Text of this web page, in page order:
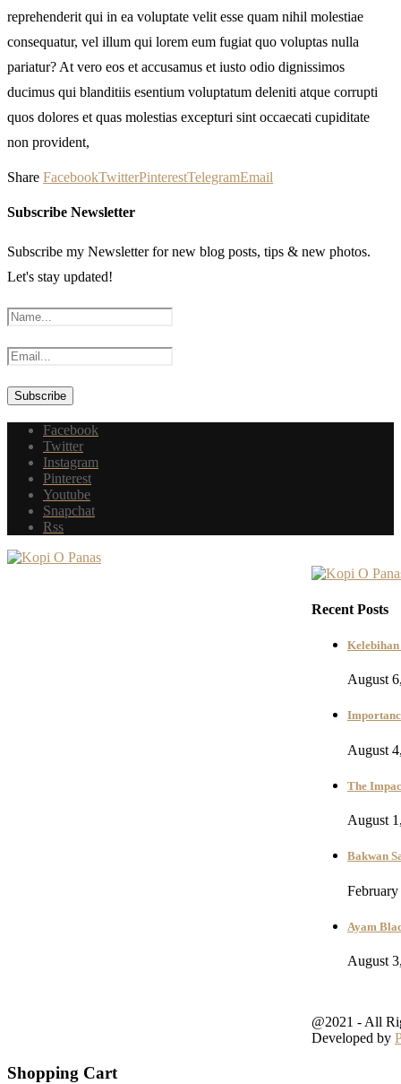
reprehenderit qui in ea voluptate velit esse quam nihil molestiae
consequatur, vel illum qui lorem eum fugiat quo voluptas nulla
pariatur? At vero eos et accusamus et iusto odio dignissimos
ducimus qui blanditiis esentium voluptatum deleniti atque corrupti
quos dolores et quas molestias excepturi sint occaecati cupiditate
non provident,
Share FacebookTwitterPinterestTelegramEmail
Subscribe Newsletter
Subscribe my Newsletter for new blog posts, tips & new photos.
Let's stay updated!
Facebook
Twitter
Instagram
Pinterest
Youtube
Snapchat
Rss
Recent Posts
August
August
The
August
Bakwan
Ayam
August
@2021 - All
Developed by
Shopping Cart